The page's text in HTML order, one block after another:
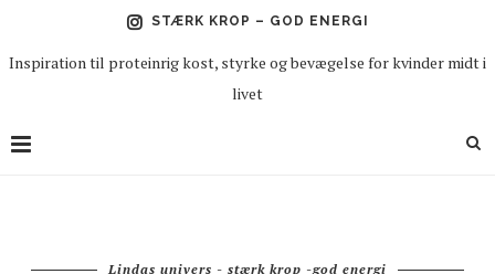
STÆRK KROP – GOD ENERGI
Inspiration til proteinrig kost, styrke og bevægelse for kvinder midt i
livet
Lindas univers - stærk krop -god energi